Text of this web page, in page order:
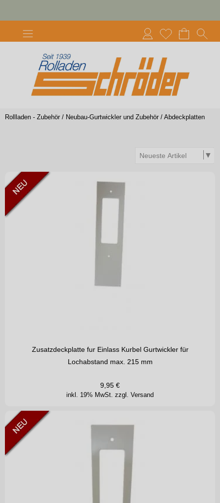
Rollladen - Zubehör / Neubau-Gurtwickler und Zubehör / Abdeckplatten
Zusatzdeckplatte fur Einlass Kurbel Gurtwickler für
Lochabstand max. 215 mm
inkl. 19% MwSt. zzgl. Versand
9,95 €